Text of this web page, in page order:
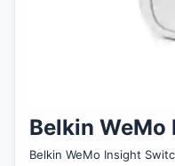
Belkin
Belkin WeMo Insight